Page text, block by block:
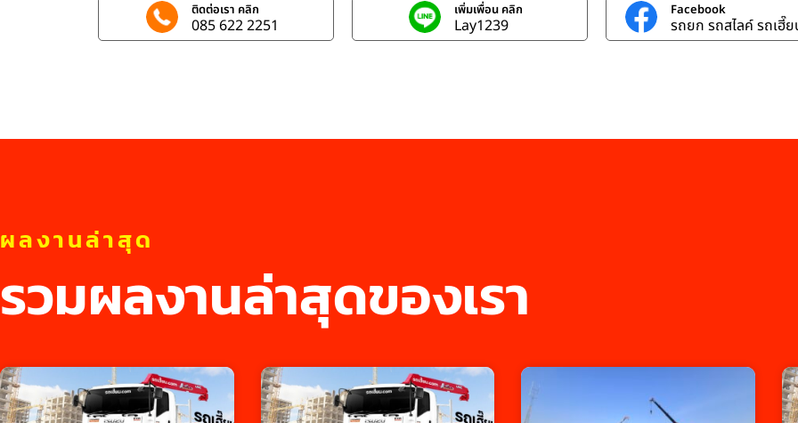
ติดต่อเรา คลิก
085 622 2251
เพิ่มเพื่อน คลิก
Lay1239
Facebook
รถยก รถสไลค์ รถเฮี๊ย
ผลงานล่าสุด
รวมผลงานล่าสุดของเรา